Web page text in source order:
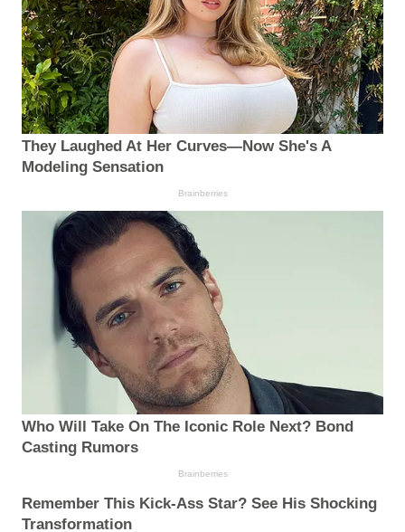
They Laughed At Her Curves—Now She's A
Modeling Sensation
Brainberries
Who Will Take On The Iconic Role Next? Bond
Casting Rumors
Brainberries
Remember This Kick-Ass Star? See His Shocking
Transformation